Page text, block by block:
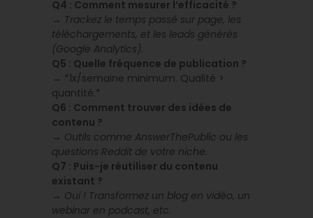
Q4 : Comment mesurer l’efficacité ?
→ Trackez le temps passé sur page, les
téléchargements, et les leads générés
(Google Analytics).
Q5 : Quelle fréquence de publication ?
→ *1x/semaine minimum. Qualité >
quantité.*
Q6 : Comment trouver des idées de
contenu ?
→ Outils comme AnswerThePublic ou les
questions Reddit de votre niche.
Q7 : Puis-je réutiliser du contenu
existant ?
→ Oui ! Transformez un blog en vidéo, un
webinar en podcast, etc.